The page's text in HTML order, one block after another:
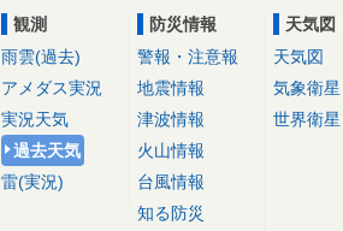
観測
雨雲(過去)
アメダス実況
実況天気
過去天気
雷(実況)
防災情報
警報・注意報
地震情報
津波情報
火山情報
台風情報
知る防災
天気図
天気図
気象衛星
世界衛星